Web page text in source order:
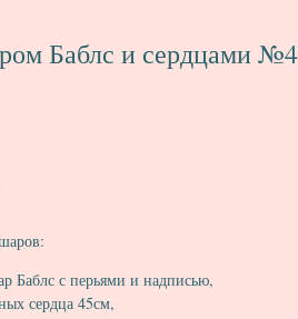
Баблс и сердцами
Баблс с перьями и надписью,
сердца 45см,